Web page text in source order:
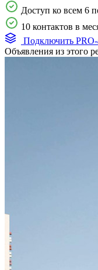
Доступ ко всем 6
10 контактов в
Подключить PRO-
Объявления из этого